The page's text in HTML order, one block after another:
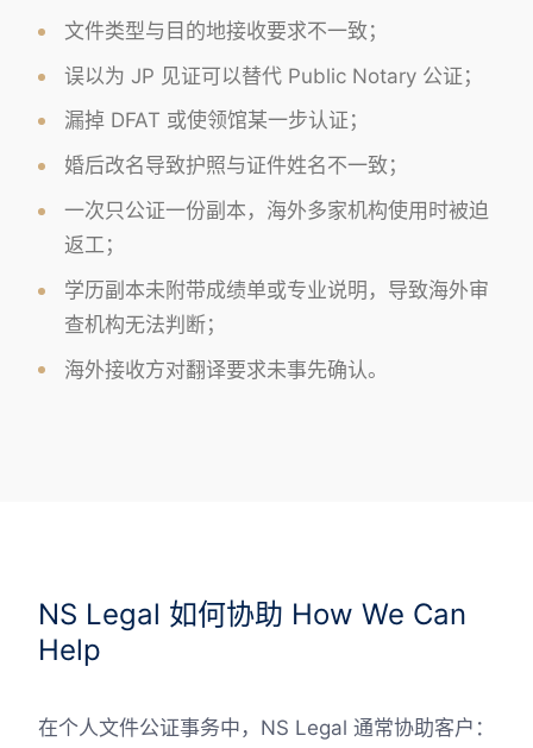
文件类型与目的地接收要求不一致；
误以为 JP 见证可以替代 Public Notary 公证；
漏掉 DFAT 或使领馆某一步认证；
婚后改名导致护照与证件姓名不一致；
一次只公证一份副本，海外多家机构使用时被迫
返工；
学历副本未附带成绩单或专业说明，导致海外审
查机构无法判断；
海外接收方对翻译要求未事先确认。
NS Legal 如何协助 How We Can
Help
在个人文件公证事务中，NS Legal 通常协助客户：